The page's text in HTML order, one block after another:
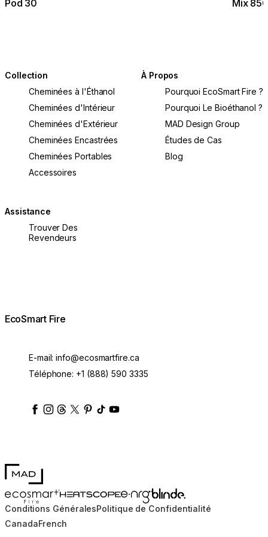
Pod 30 Mix 850
Collection
Cheminées à l'Éthanol
Cheminées d'Intérieur
Cheminées d'Extérieur
Cheminées Encastrées
Cheminées Portables
Accessoires
À Propos
Pourquoi EcoSmart Fire ?
Pourquoi Le Bioéthanol ?
MAD Design Group
Études de Cas
Blog
Assistance
Trouver Des
Revendeurs
EcoSmart Fire
E-mail:info@ecosmartfire.ca
Téléphone: +1 (888) 590 3335
ecosmartfire
ecosmartfire
ecosmartfire
ecosmartfire
ecosmartfire
ecosmartfire
ecosmartfires
MAD Design
EcoSmart FireHEATSCOPE® Heaters
e-NRG Bioethanol
Blinde Design
Conditions GénéralesPolitique de Confidentialité
CanadaFrench